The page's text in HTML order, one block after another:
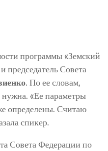
программы «Земский
председатель Совета
. По ее словам,
нужна. «Ее параметры
определены. Считаю
спикер.
Совета Федерации по